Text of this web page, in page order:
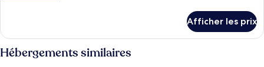
de
chambre :
Chambre
Chambre
Afficher les prix
Hébergements similaires